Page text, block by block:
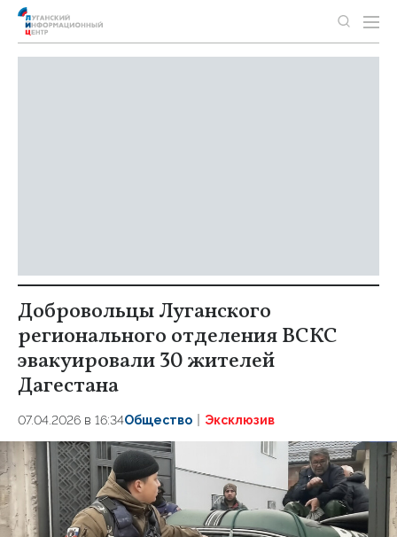
Добровольцы Луганского
регионального отделения ВСКС
эвакуировали 30 жителей
Дагестана
07.04.2026 в 16:34Общество Эксклюзив